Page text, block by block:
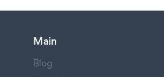
Main
Blog